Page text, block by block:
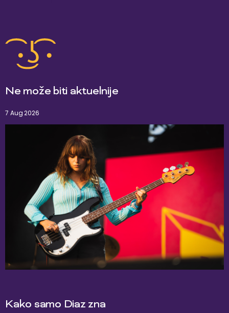
Ne može biti aktuelnije
7 Aug 2026
Kako samo Diaz zna